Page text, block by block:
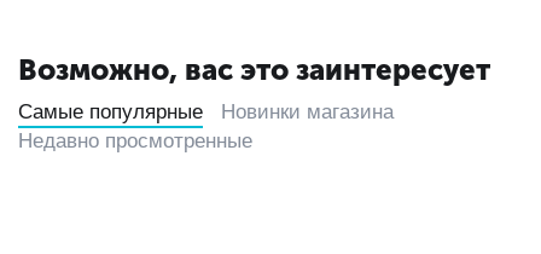
Возможно, вас это заинтересует
Самые популярные
Новинки магазина
Недавно просмотренные